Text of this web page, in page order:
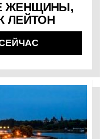
ЖЕНЩИНЫ,
ЛЕЙТОН